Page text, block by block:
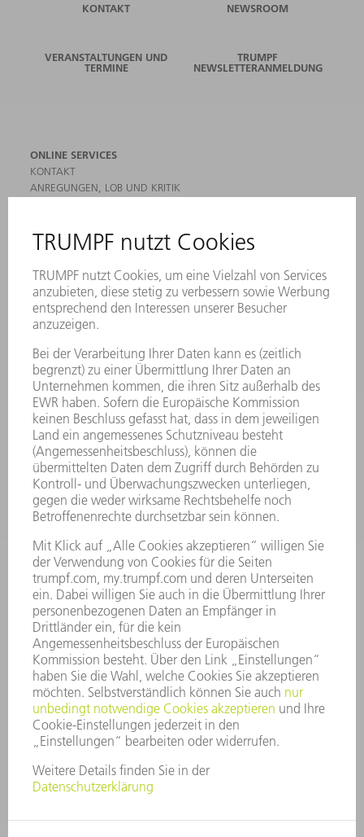
KONTAKT NEWSROOM
VERANSTALTUNGEN UND
TERMINE
TRUMPF
NEWSLETTERANMELDUNG
ONLINE SERVICES
KONTAKT
ANREGUNGEN, LOB UND KRITIK
NEWSLETTER-ANMELDUNG
MYTRUMPF
SICHERHEITSDATENBLÄTTER
HÄNDLERSUCHE ELEKTROWERKZEUGE
PRODUKTE
MASCHINEN & SYSTEME
LEISTUNGSELEKTRONIK
ELEKTROWERKZEUGE
SMART FACTORY
SOFTWARE
SERVICES
ANWENDUNGEN
BRANCHEN
UNTERNEHMEN
KARRIERE
STELLENANGEBOTE
UNTERNEHMENSPROFIL
GESCHÄFTSBERICHT
UNTERNEHMENSGRUNDSÄTZE
COMPLIANCE
HINWEISGEBERSYSTEM
SECURITY
PRESSEMITTEILUNGEN
MAGAZINE
LIEFERANTEN
NACHHALTIGKEIT
UMWELT & KLIMA
SOZIALES & GESELLSCHAFT
UNTERNEHMENSFÜHRUNG